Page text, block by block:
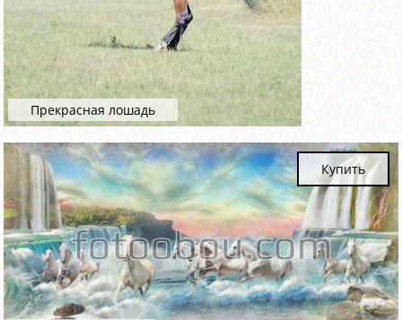
Прекрасная лошадь
Купить